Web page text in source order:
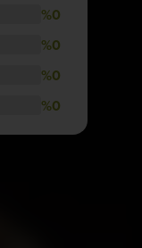
%0
%0
%0
%0